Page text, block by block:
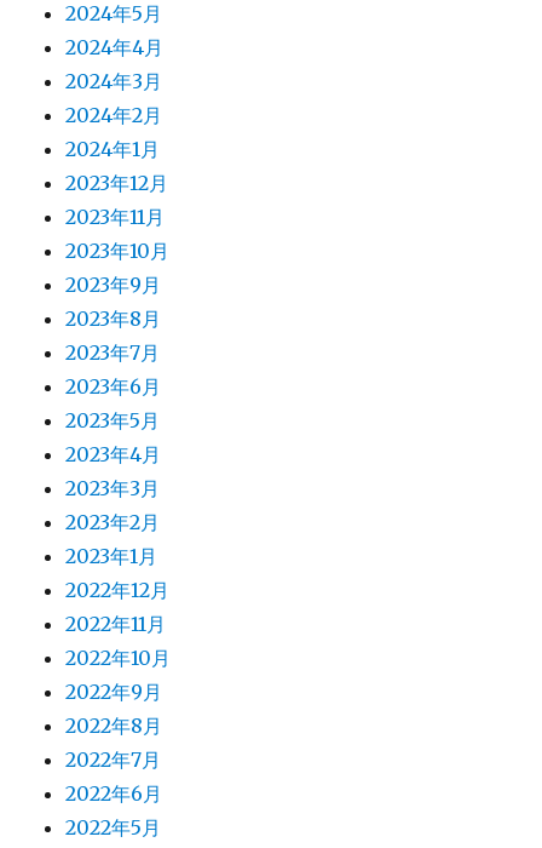
2024年5月
2024年4月
2024年3月
2024年2月
2024年1月
2023年12月
2023年11月
2023年10月
2023年9月
2023年8月
2023年7月
2023年6月
2023年5月
2023年4月
2023年3月
2023年2月
2023年1月
2022年12月
2022年11月
2022年10月
2022年9月
2022年8月
2022年7月
2022年6月
2022年5月